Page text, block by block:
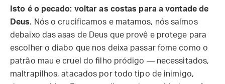
Isto é o pecado: voltar as costas para a vontade de
Deus. Nós o crucificamos e matamos, nós saímos
debaixo das asas de Deus que provê e protege para
escolher o diabo que nos deixa passar fome como o
patrão mau e cruel do filho pródigo — necessitados,
maltrapilhos, atacados por todo tipo de inimigo,